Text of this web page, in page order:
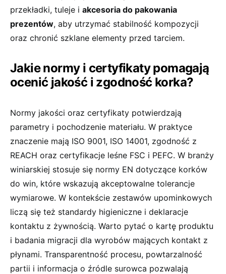
przekładki, tuleje i akcesoria do pakowania
prezentów, aby utrzymać stabilność kompozycji
oraz chronić szklane elementy przed tarciem.
Jakie normy i certyfikaty pomagają
ocenić jakość i zgodność korka?
Normy jakości oraz certyfikaty potwierdzają
parametry i pochodzenie materiału. W praktyce
znaczenie mają ISO 9001, ISO 14001, zgodność z
REACH oraz certyfikacje leśne FSC i PEFC. W branży
winiarskiej stosuje się normy EN dotyczące korków
do win, które wskazują akceptowalne tolerancje
wymiarowe. W kontekście zestawów upominkowych
liczą się też standardy higieniczne i deklaracje
kontaktu z żywnością. Warto pytać o kartę produktu
i badania migracji dla wyrobów mających kontakt z
płynami. Transparentność procesu, powtarzalność
partii i informacja o źródle surowca pozwalają